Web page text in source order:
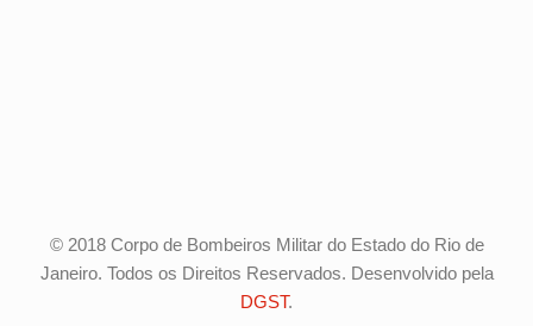
© 2018 Corpo de Bombeiros Militar do Estado do Rio de
Janeiro. Todos os Direitos Reservados. Desenvolvido pela
DGST.